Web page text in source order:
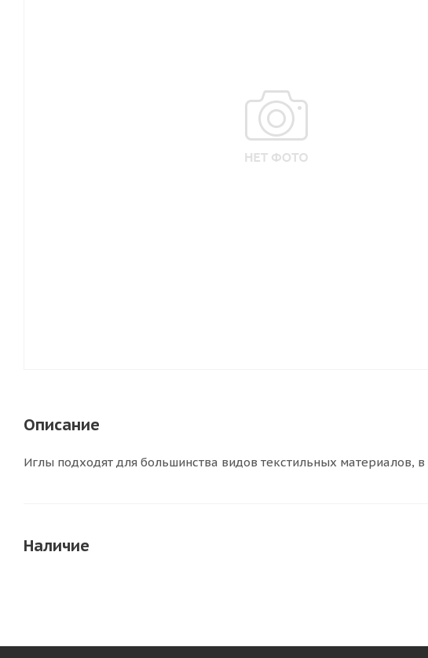
Описание
Иглы подходят для большинства видов текстильных материалов, в
Наличие